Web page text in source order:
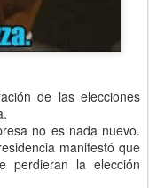
de las elecciones
no es nada nuevo.
manifestó que
perdieran la elección